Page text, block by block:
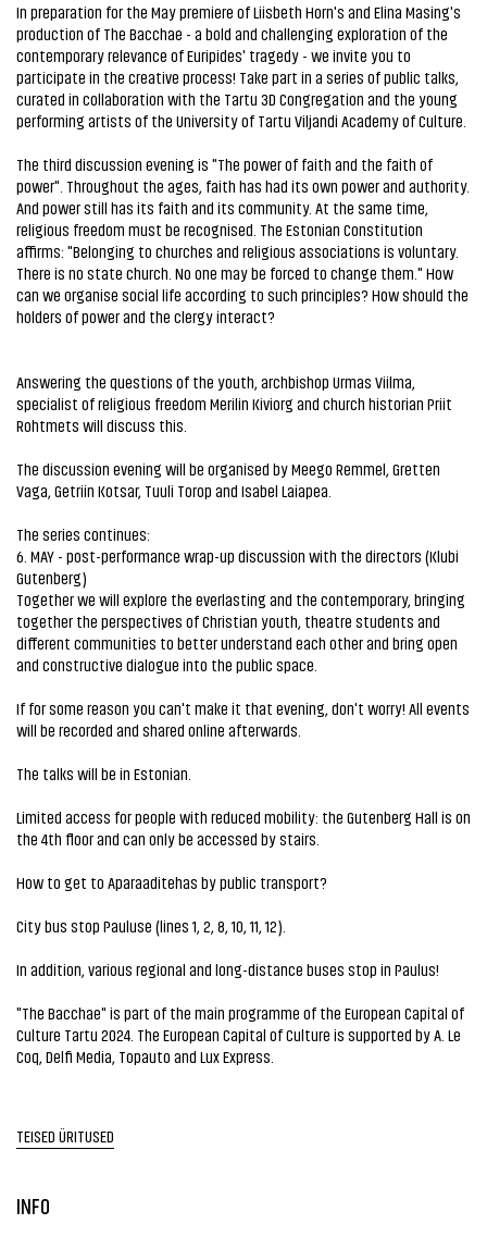
In preparation for the May premiere of Liisbeth Horn's and Elina Masing's
production of The Bacchae - a bold and challenging exploration of the
contemporary relevance of Euripides' tragedy - we invite you to
participate in the creative process! Take part in a series of public talks,
curated in collaboration with the Tartu 3D Congregation and the young
performing artists of the University of Tartu Viljandi Academy of Culture.
The third discussion evening is "The power of faith and the faith of
power". Throughout the ages, faith has had its own power and authority.
And power still has its faith and its community. At the same time,
religious freedom must be recognised. The Estonian Constitution
affirms: "Belonging to churches and religious associations is voluntary.
There is no state church. No one may be forced to change them." How
can we organise social life according to such principles? How should the
holders of power and the clergy interact?
Answering the questions of the youth, archbishop Urmas Viilma,
specialist of religious freedom Merilin Kiviorg and church historian Priit
Rohtmets will discuss this.
The discussion evening will be organised by Meego Remmel, Gretten
Vaga, Getriin Kotsar, Tuuli Torop and Isabel Laiapea.
The series continues:
6. MAY - post-performance wrap-up discussion with the directors (Klubi
Gutenberg)
Together we will explore the everlasting and the contemporary, bringing
together the perspectives of Christian youth, theatre students and
different communities to better understand each other and bring open
and constructive dialogue into the public space.
If for some reason you can't make it that evening, don't worry! All events
will be recorded and shared online afterwards.
The talks will be in Estonian.
Limited access for people with reduced mobility: the Gutenberg Hall is on
the 4th floor and can only be accessed by stairs.
How to get to Aparaaditehas by public transport?
City bus stop Pauluse (lines 1, 2, 8, 10, 11, 12).
In addition, various regional and long-distance buses stop in Paulus!
"The Bacchae" is part of the main programme of the European Capital of
Culture Tartu 2024. The European Capital of Culture is supported by A. Le
Coq, Delfi Media, Topauto and Lux Express.
TEISED ÜRITUSED
INFO